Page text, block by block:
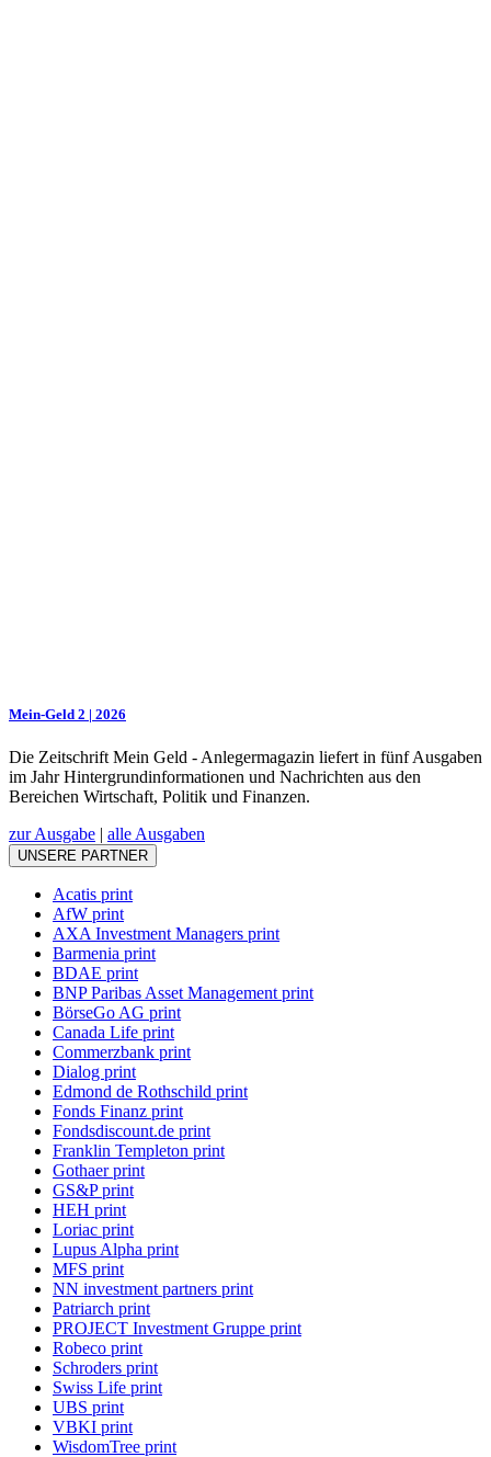
Mein-Geld 2 | 2026
Die Zeitschrift Mein Geld - Anlegermagazin liefert in fünf Ausgaben
im Jahr Hintergrundinformationen und Nachrichten aus den
Bereichen Wirtschaft, Politik und Finanzen.
zur Ausgabe | alle Ausgaben
UNSERE PARTNER
Acatis print
AfW print
AXA Investment Managers print
Barmenia print
BDAE print
BNP Paribas Asset Management print
BörseGo AG print
Canada Life print
Commerzbank print
Dialog print
Edmond de Rothschild print
Fonds Finanz print
Fondsdiscount.de print
Franklin Templeton print
Gothaer print
GS&P print
HEH print
Loriac print
Lupus Alpha print
MFS print
NN investment partners print
Patriarch print
PROJECT Investment Gruppe print
Robeco print
Schroders print
Swiss Life print
UBS print
VBKI print
WisdomTree print